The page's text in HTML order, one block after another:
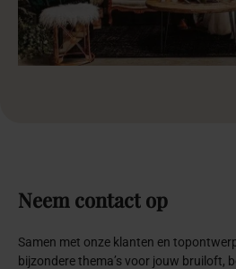
Neem contact op
Samen met onze klanten en
bijzondere thema’s voor jouw bruiloft,